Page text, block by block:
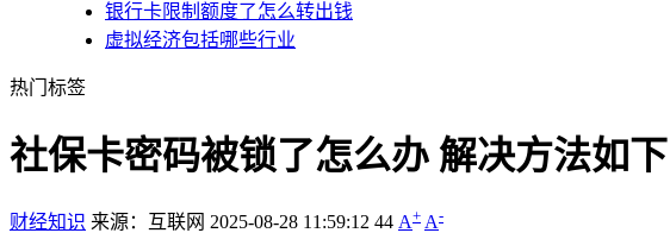
银行卡限制额度了怎么转出钱
虚拟经济包括哪些行业
热门标签
社保卡密码被锁了怎么办 解决方法如下
财经知识 来源：互联网 2025-08-28 11:59:12 44 A+ A-